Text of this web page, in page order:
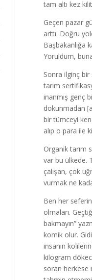
tam altı kez
Geçen pazar
arttı. Doğru
Başbakanlığa
Yoruldum,
Sonra ilginç bir
tarım
inanmış genç
dokunmadan
bir tümceyi
alıp o para ile
Organik tarım
var bu ülkede.
çalışan, çok
vurmak ne
Ben her
olmaları.
bakmayın”
komik olur.
insanın
kilogram
soran herkese